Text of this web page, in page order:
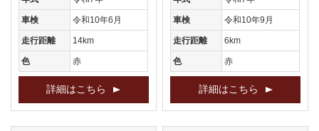
車検 令和10年6月
走行距離 14km
色 赤
詳細はこちら
車検 令和10年9月
走行距離 6km
色 赤
詳細はこちら